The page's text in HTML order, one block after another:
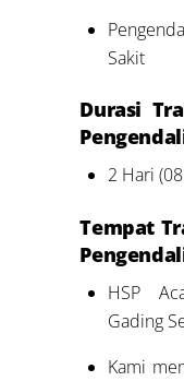
Sakit
Durasi
2 Hari
Tempat
HSP
Gading
Kami